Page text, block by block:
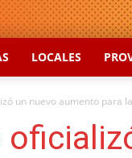
LOCALES
un nuevo aumento para